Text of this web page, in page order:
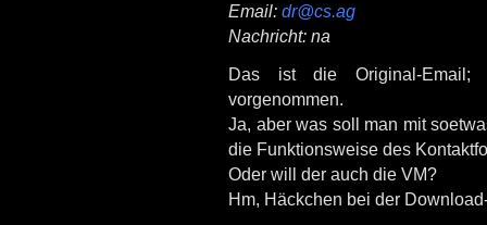
Email: dr@cs.ag
Nachricht: na
Das ist die Original-Email;
vorgenommen.
Ja, aber was soll man mit
die Funktionsweise des
Oder will der auch die VM?
Hm, Häckchen bei der